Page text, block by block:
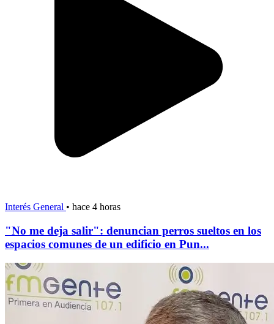
Interés General • hace 4 horas
"No me deja salir": denuncian perros sueltos en los
espacios comunes de un edificio en Pun...